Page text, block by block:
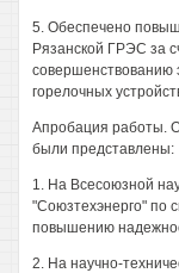
5. Обеспечено
Рязанской ГРЭС за
совершенствованию
горелочных
Апробация работы.
были представлены:
1. На Всесоюзной
"Союзтехэнерго" по
повышению
2. На научно-